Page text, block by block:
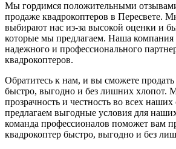
Мы гордимся положительными
продаже квадрокоптеров в Пересвете.
выбирают нас из-за высокой оценки и
которые мы предлагаем. Наша
надежного и профессионального
квадрокоптеров.
Обратитесь к нам, и вы сможете продать
быстро, выгодно и без лишних хлопот.
прозрачность и честность во всех наших
предлагаем выгодные условия для
команда профессионалов поможет вам
квадрокоптер быстро, выгодно и без